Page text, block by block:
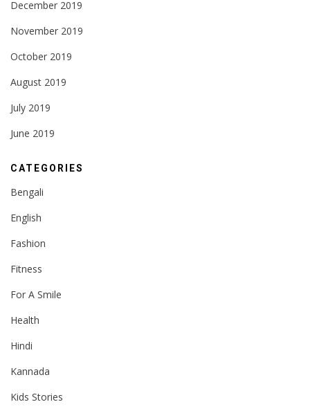
December 2019
November 2019
October 2019
August 2019
July 2019
June 2019
CATEGORIES
Bengali
English
Fashion
Fitness
For A Smile
Health
Hindi
Kannada
Kids Stories